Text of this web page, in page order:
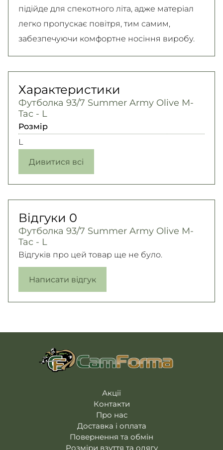
підійде для спекотного літа, адже матеріал
легко пропускає повітря, тим самим,
забезпечуючи комфортне носіння виробу.
Характеристики
Футболка 93/7 Summer Army Olive M-
Tac - L
Розмір
L
Дивитися всі
Відгуки 0
Футболка 93/7 Summer Army Olive M-
Tac - L
Відгуків про цей товар ще не було.
Написати відгук
Акції
Контакти
Про нас
Доставка і оплата
Повернення та обмін
Розміри взуття та одягу